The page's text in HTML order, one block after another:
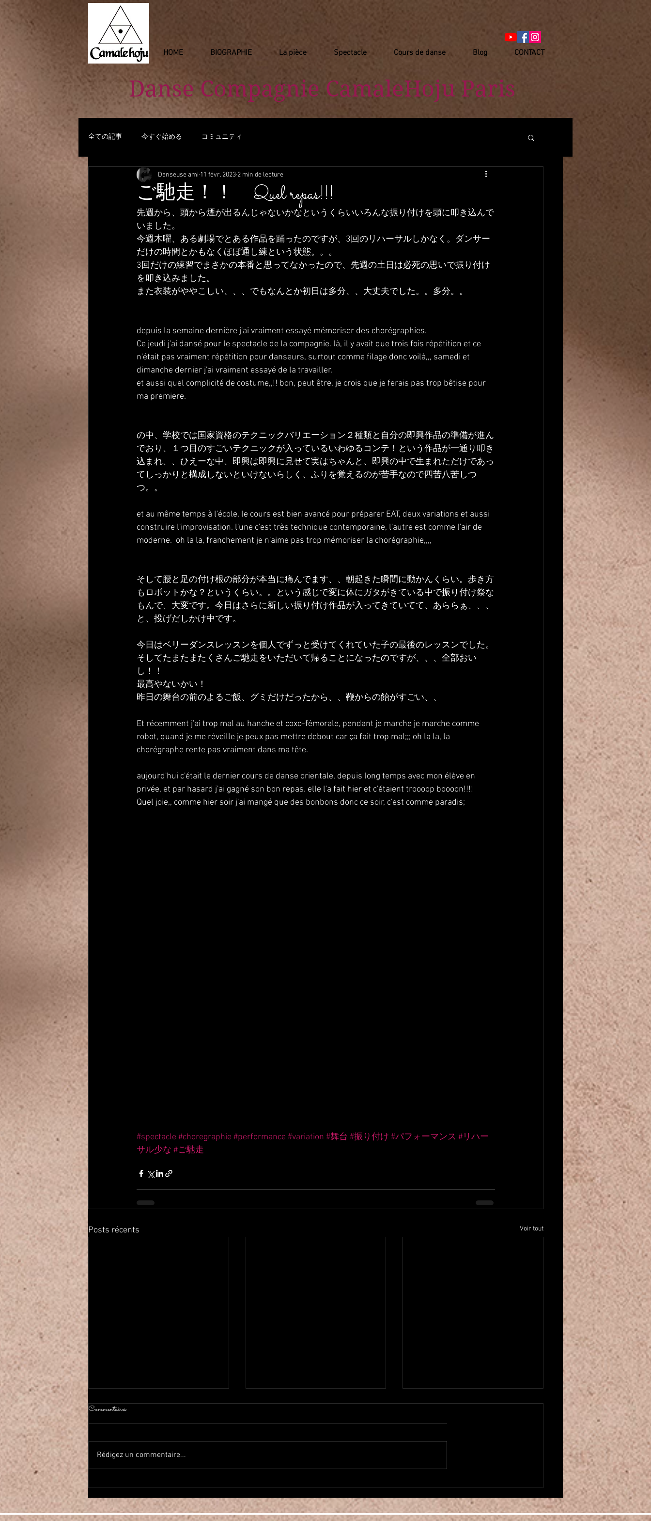
HOME BIOGRAPHIE La pièce Spectacle Cours de danse Blog CONTACT
Danse Compagnie​ CamaleHoju Paris
全ての記事 今すぐ始める コミュニティ
ご馳走！！ Quel repas!!!
Danseuse ami 11 févr. 2023 2 min de lecture
先週から、頭から煙が出るんじゃないかなというくらいいろんな振り付けを頭に叩き込んで
いました。
今週木曜、ある劇場でとある作品を踊ったのですが、3回のリハーサルしかなく。ダンサー
だけの時間とかもなくほぼ通し練という状態。。。
3回だけの練習でまさかの本番と思ってなかったので、先週の土日は必死の思いで振り付け
を叩き込みました。
また衣装がややこしい、、、でもなんとか初日は多分、、大丈夫でした。。多分。。
depuis la semaine dernière j'ai vraiment essayé mémoriser des chorégraphies.
Ce jeudi j'ai dansé pour le spectacle de la compagnie. là, il y avait que trois fois répétition et ce
n'était pas vraiment répétition pour danseurs, surtout comme filage donc voilà,,, samedi et
dimanche dernier j'ai vraiment essayé de la travailler.
et aussi quel complicité de costume,,!! bon, peut être, je crois que je ferais pas trop bêtise pour
ma premiere.
の中、学校では国家資格のテクニックバリエーション２種類と自分の即興作品の準備が進ん
でおり、１つ目のすごいテクニックが入っているいわゆるコンテ！という作品が一通り叩き
込まれ、、ひえーな中、即興は即興に見せて実はちゃんと、即興の中で生まれただけであっ
てしっかりと構成しないといけないらしく、ふりを覚えるのが苦手なので四苦八苦しつ
つ。。
et au même temps à l'école, le cours est bien avancé pour préparer EAT, deux variations et aussi
construire l'improvisation. l'une c'est très technique contemporaine, l'autre est comme l'air de
moderne.  oh la la, franchement je n'aime pas trop mémoriser la chorégraphie,,,,
そして腰と足の付け根の部分が本当に痛んでます、、朝起きた瞬間に動かんくらい。歩き方
もロボットかな？というくらい。。という感じで変に体にガタがきている中で振り付け祭な
もんで、大変です。今日はさらに新しい振り付け作品が入ってきていてて、あららぁ、、、
と、投げだしかけ中です。
今日はベリーダンスレッスンを個人でずっと受けてくれていた子の最後のレッスンでした。
そしてたまたまたくさんご馳走をいただいて帰ることになったのですが、、、全部おい
し！！
最高やないかい！
昨日の舞台の前のよるご飯、グミだけだったから、、鞭からの飴がすごい、、
Et récemment j'ai trop mal au hanche et coxo-fémorale, pendant je marche je marche comme
robot, quand je me réveille je peux pas mettre debout car ça fait trop mal;;; oh la la, la
chorégraphe rente pas vraiment dans ma tête.
aujourd'hui c'était le dernier cours de danse orientale, depuis long temps avec mon élève en
privée, et par hasard j'ai gagné son bon repas. elle l'a fait hier et c'étaient troooop boooon!!!!
Quel joie,, comme hier soir j'ai mangé que des bonbons donc ce soir, c'est comme paradis;
#spectacle #choregraphie #performance #variation #舞台 #振り付け #パフォーマンス #リハー
サル少な #ご馳走
Posts récents Voir tout
2026年春Haflaしました On a
fait la fête de la danse orientale!
新作1984がローンチ Nouvelle
Pièce 1984 a été démarré
2026年、明けましておめでとう
ますので今後ともどうぞよろしく
お願いいたします。 さて、ジョ
ージ・オーウェル著1984を題材
Nouveau créneau pour cours de danse
orientale! ベリーダンスクラスが
こんにちは！もう2025年も残り
た！ 月曜の20時からと土曜の16
時半からです。 もしお時間があ
ればお越しください♪ 現在6月の
Commentaires
Rédigez un commentaire...